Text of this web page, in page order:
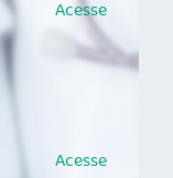
Acesse
Acesse